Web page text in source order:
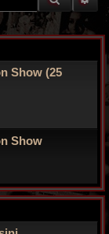
r
c
o
Show (25
Show